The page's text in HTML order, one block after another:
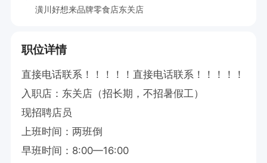
潢川好想来品牌零食店东关店
职位详情
直接电话联系！！！！！直接电话联系！！！！！
入职店：东关店（招长期，不招暑假工）
现招聘店员
上班时间：两班倒
早班时间：8:00—16:00